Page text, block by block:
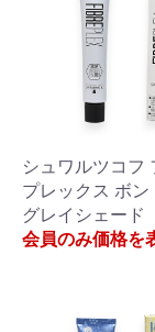
シュワルツコフ
プレックス ボン
グレイシェード
会員のみ価格を